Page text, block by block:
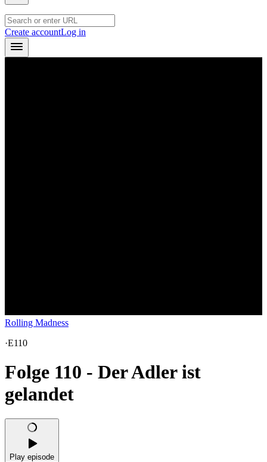
Create accountLog in
Rolling Madness
·E110
Folge 110 - Der Adler ist
gelandet
Play episode